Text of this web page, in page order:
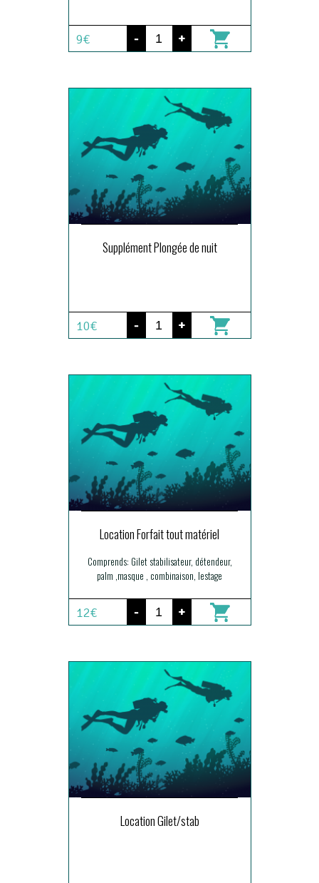
9€ - +
Supplément Plongée de nuit
10€ - +
Location Forfait tout matériel
Comprends: Gilet stabilisateur, détendeur,
palm ,masque , combinaison, lestage
12€ - +
Location Gilet/stab